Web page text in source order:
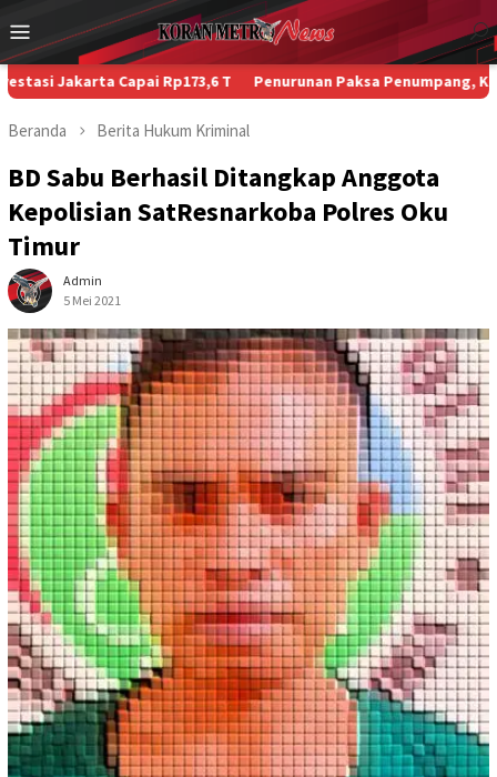
ke
konten
Menu
Mobile
Capai Rp173,6 T Penurunan Paksa Penumpang,
Beranda Berita Hukum Kriminal
BD Sabu Berhasil Ditangkap Anggota
Kepolisian SatResnarkoba Polres Oku
Timur
Admin
5 Mei 2021